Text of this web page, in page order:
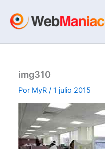
contenido
img310
Por MyR/1 julio 2015